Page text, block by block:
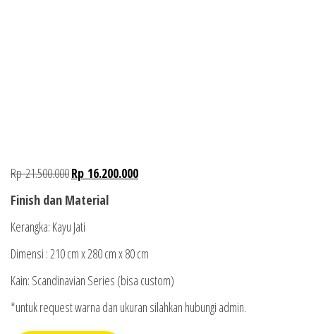
Rp21.500.000Rp 16.200.000
Finish dan Material
Kerangka: Kayu Jati
Dimensi :210 cm x 280 cm x 80 cm
Kain: Scandinavian Series (bisa custom)
*untuk request warna dan ukuran silahkan hubungi admin.